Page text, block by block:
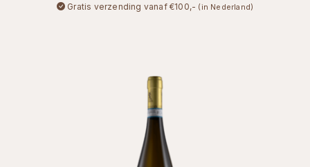
Gratis verzending vanaf €100,- (in Nederland)